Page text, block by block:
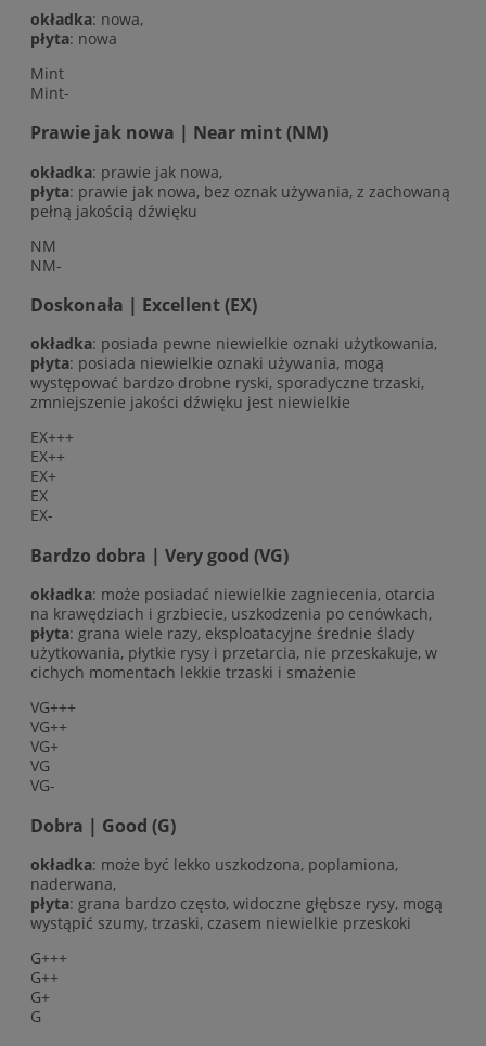
okładka: nowa,
płyta: nowa
Mint
Mint-
Prawie jak nowa | Near mint (NM)
okładka: prawie jak nowa,
płyta: prawie jak nowa, bez oznak używania, z zachowaną
pełną jakością dźwięku
NM
NM-
Doskonała | Excellent (EX)
okładka: posiada pewne niewielkie oznaki użytkowania,
płyta: posiada niewielkie oznaki używania, mogą
występować bardzo drobne ryski, sporadyczne trzaski,
zmniejszenie jakości dźwięku jest niewielkie
EX+++
EX++
EX+
EX
EX-
Bardzo dobra | Very good (VG)
okładka: może posiadać niewielkie zagniecenia, otarcia
na krawędziach i grzbiecie, uszkodzenia po cenówkach,
płyta: grana wiele razy, eksploatacyjne średnie ślady
użytkowania, płytkie rysy i przetarcia, nie przeskakuje, w
cichych momentach lekkie trzaski i smażenie
VG+++
VG++
VG+
VG
VG-
Dobra | Good (G)
okładka: może być lekko uszkodzona, poplamiona,
naderwana,
płyta: grana bardzo często, widoczne głębsze rysy, mogą
wystąpić szumy, trzaski, czasem niewielkie przeskoki
G+++
G++
G+
G